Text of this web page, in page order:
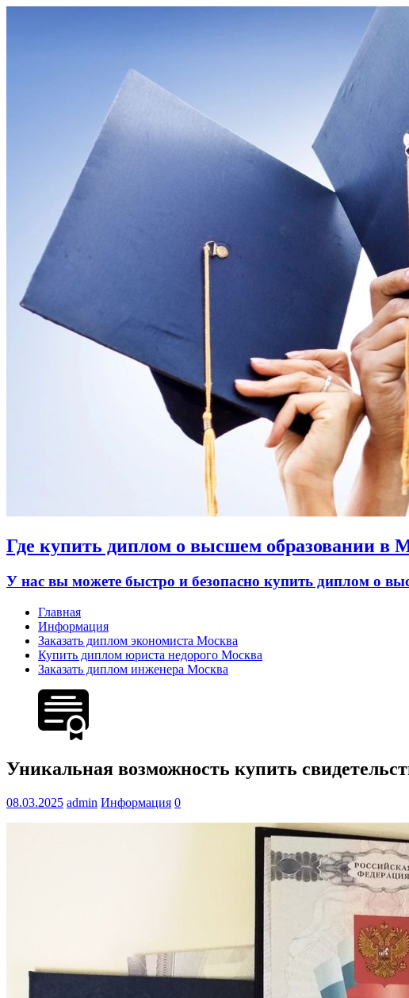
Где купить диплом о высшем образовании в
У нас вы можете быстро и безопасно купить диплом о
Главная
Информация
Заказать диплом экономиста Москва
Купить диплом юриста недорого Москва
Заказать диплом инженера Москва
Уникальная возможность купить
08.03.2025 admin Информация 0